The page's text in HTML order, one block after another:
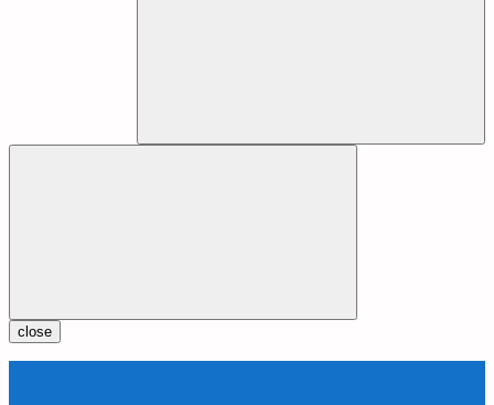
close